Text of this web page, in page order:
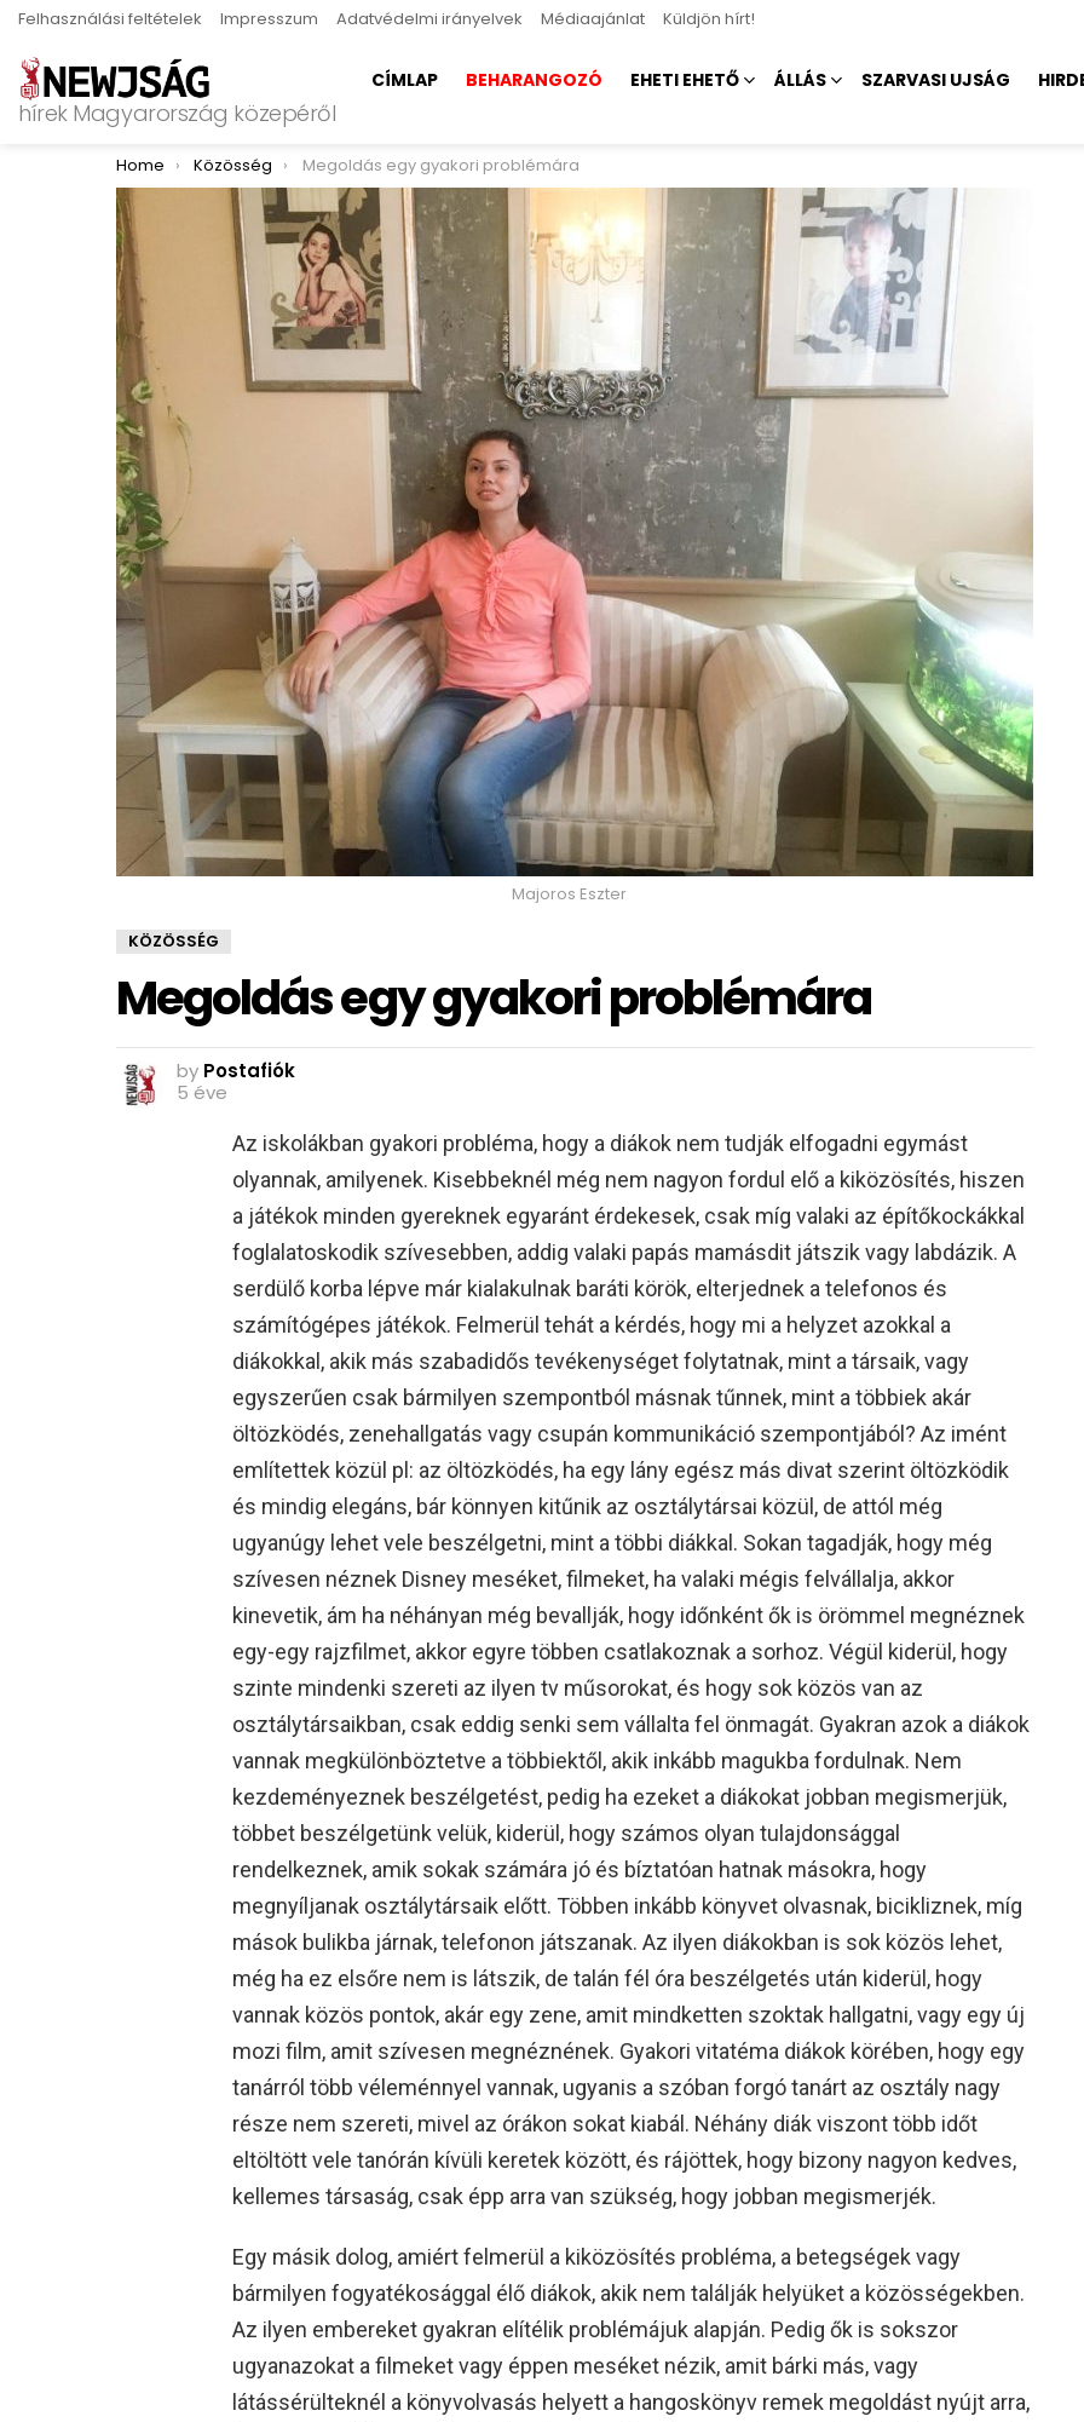
Felhasználási feltételek Impresszum Adatvédelmi irányelvek Médiaajánlat Küldjön hírt!
hírek Magyarország közepéről
CÍMLAP BEHARANGOZÓ EHETI EHETŐ ÁLLÁS SZARVASI UJSÁG
You are here:
Home Közösség Megoldás egy gyakori problémára
Majoros Eszter
KÖZÖSSÉG
Megoldás egy gyakori problémára
by Postafiók
5 éve
Az iskolákban gyakori probléma, hogy a diákok nem tudják elfogadni egymást
olyannak, amilyenek. Kisebbeknél még nem nagyon fordul elő a kiközösítés, hiszen
a játékok minden gyereknek egyaránt érdekesek, csak míg valaki az építőkockákkal
foglalatoskodik szívesebben, addig valaki papás mamásdit játszik vagy labdázik. A
serdülő korba lépve már kialakulnak baráti körök, elterjednek a telefonos és
számítógépes játékok. Felmerül tehát a kérdés, hogy mi a helyzet azokkal a
diákokkal, akik más szabadidős tevékenységet folytatnak, mint a társaik, vagy
egyszerűen csak bármilyen szempontból másnak tűnnek, mint a többiek akár
öltözködés, zenehallgatás vagy csupán kommunikáció szempontjából? Az imént
említettek közül pl: az öltözködés, ha egy lány egész más divat szerint öltözködik
és mindig elegáns, bár könnyen kitűnik az osztálytársai közül, de attól még
ugyanúgy lehet vele beszélgetni, mint a többi diákkal. Sokan tagadják, hogy még
szívesen néznek Disney meséket, filmeket, ha valaki mégis felvállalja, akkor
kinevetik, ám ha néhányan még bevallják, hogy időnként ők is örömmel megnéznek
egy-egy rajzfilmet, akkor egyre többen csatlakoznak a sorhoz. Végül kiderül, hogy
szinte mindenki szereti az ilyen tv műsorokat, és hogy sok közös van az
osztálytársaikban, csak eddig senki sem vállalta fel önmagát. Gyakran azok a diákok
vannak megkülönböztetve a többiektől, akik inkább magukba fordulnak. Nem
kezdeményeznek beszélgetést, pedig ha ezeket a diákokat jobban megismerjük,
többet beszélgetünk velük, kiderül, hogy számos olyan tulajdonsággal
rendelkeznek, amik sokak számára jó és bíztatóan hatnak másokra, hogy
megnyíljanak osztálytársaik előtt. Többen inkább könyvet olvasnak, bicikliznek, míg
mások bulikba járnak, telefonon játszanak. Az ilyen diákokban is sok közös lehet,
még ha ez elsőre nem is látszik, de talán fél óra beszélgetés után kiderül, hogy
vannak közös pontok, akár egy zene, amit mindketten szoktak hallgatni, vagy egy új
mozi film, amit szívesen megnéznének. Gyakori vitatéma diákok körében, hogy egy
tanárról több véleménnyel vannak, ugyanis a szóban forgó tanárt az osztály nagy
része nem szereti, mivel az órákon sokat kiabál. Néhány diák viszont több időt
eltöltött vele tanórán kívüli keretek között, és rájöttek, hogy bizony nagyon kedves,
kellemes társaság, csak épp arra van szükség, hogy jobban megismerjék.
Egy másik dolog, amiért felmerül a kiközösítés probléma, a betegségek vagy
bármilyen fogyatékosággal élő diákok, akik nem találják helyüket a közösségekben.
Az ilyen embereket gyakran elítélik problémájuk alapján. Pedig ők is sokszor
ugyanazokat a filmeket vagy éppen meséket nézik, amit bárki más, vagy
látássérülteknél a könyvolvasás helyett a hangoskönyv remek megoldást nyújt arra,